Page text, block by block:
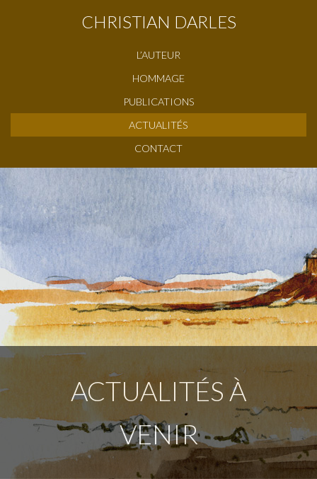
CHRISTIAN DARLES
L’AUTEUR
HOMMAGE
PUBLICATIONS
ACTUALITÉS
CONTACT
ACTUALITÉS À
VENIR